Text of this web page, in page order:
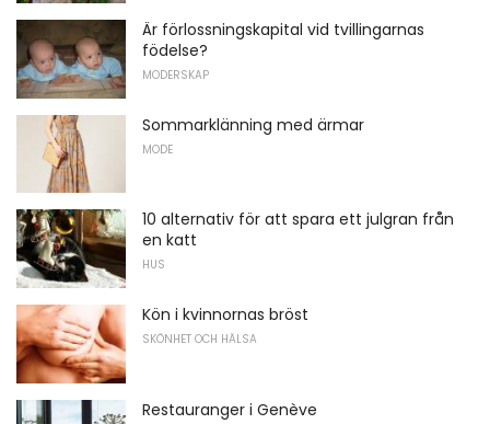
Är förlossningskapital vid tvillingarnas
födelse?
MODERSKAP
Sommarklänning med ärmar
MODE
10 alternativ för att spara ett julgran från
en katt
HUS
Kön i kvinnornas bröst
SKÖNHET OCH HÄLSA
Restauranger i Genève